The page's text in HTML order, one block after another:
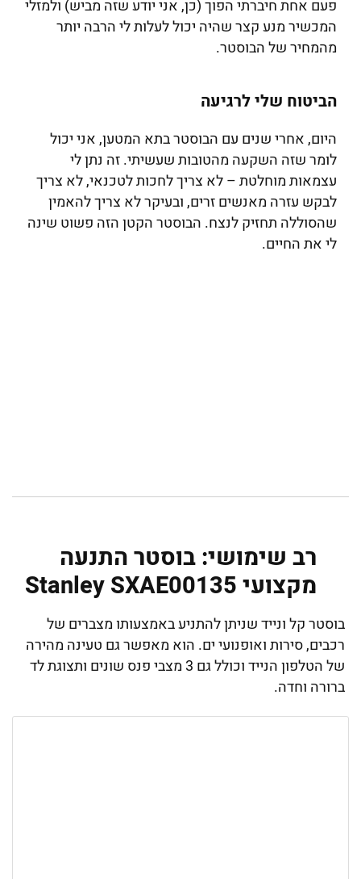
פעם אחת חיברתי הפוך (כן, אני יודע שזה מביש) ולמזלי
המכשיר מנע קצר שהיה יכול לעלות לי הרבה יותר
מהמחיר של הבוסטר.
הביטוח שלי לרגיעה
היום, אחרי שנים עם הבוסטר בתא המטען, אני יכול
לומר שזה השקעה מהטובות שעשיתי. זה נתן לי
עצמאות מוחלטת – לא צריך לחכות לטכנאי, לא צריך
לבקש עזרה מאנשים זרים, ובעיקר לא צריך להאמין
שהסוללה תחזיק לנצח. הבוסטר הקטן הזה פשוט שינה
לי את החיים.
רב שימושי: בוסטר התנעה
מקצועי Stanley SXAE00135
בוסטר קל ונייד שניתן להתניע באמצעותו מצברים של
רכבים, סירות ואופנועי ים. הוא מאפשר גם טעינה מהירה
של הטלפון הנייד וכולל גם 3 מצבי פנס שונים ותצוגת לד
ברורה וחדה.